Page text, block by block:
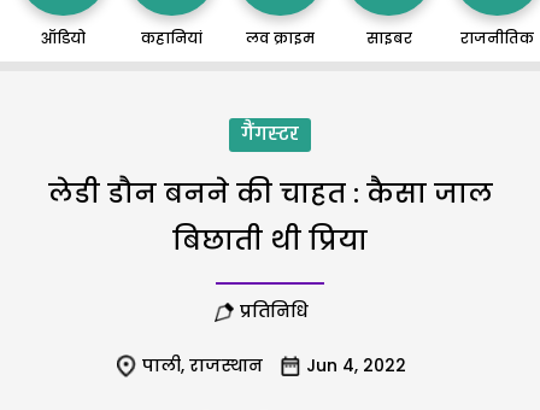
ऑडियो कहानियां लव क्राइम साइबर राजनीतिक
गैंगस्टर
लेडी डौन बनने की चाहत : कैसा जाल
बिछाती थी प्रिया
प्रतिनिधि
पाली, राजस्थान Jun 4, 2022